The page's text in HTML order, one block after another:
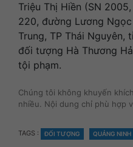
Triệu Thị Hiền (SN
220, đường Lương
Trung, TP Thái Nguyên,
đối tượng Hà Thương
tội phạm.
Chúng tôi không khuyến
nhiều. Nội dung chỉ phù hợp
TAGS : TAGS
ĐỐI TƯỢNG QUẢNG NINH